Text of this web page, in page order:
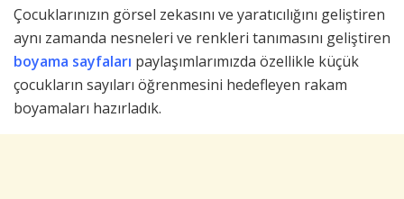
Çocuklarınızın görsel zekasını ve yaratıcılığını geliştiren
aynı zamanda nesneleri ve renkleri tanımasını geliştiren
boyama sayfaları paylaşımlarımızda özellikle küçük
çocukların sayıları öğrenmesini hedefleyen rakam
boyamaları hazırladık.